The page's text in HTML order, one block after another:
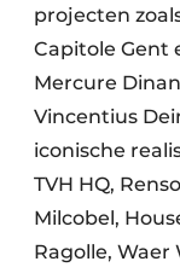
projecten
Capitole Gent
Mercure
Vincentius
iconische
TVH HQ,
Milcobel,
Ragolle, Waer